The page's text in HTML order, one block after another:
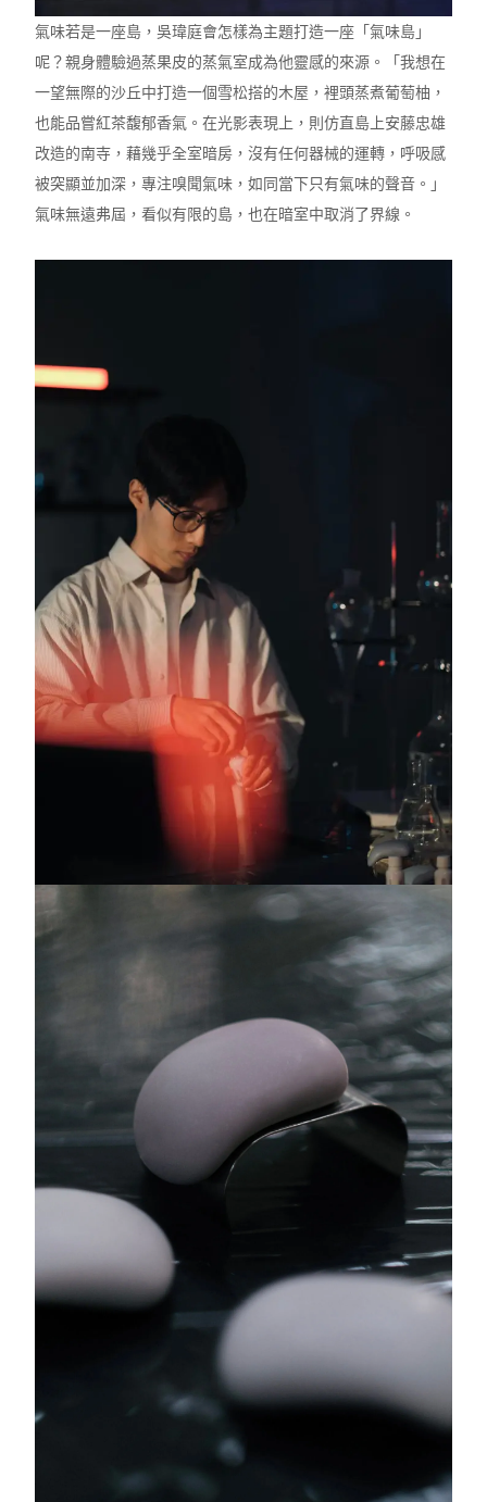
氣味若是一座島，吳瑋庭會怎樣為主題打造一座「氣味島」
呢？親身體驗過蒸果皮的蒸氣室成為他靈感的來源。「我想在
一望無際的沙丘中打造一個雪松搭的木屋，裡頭蒸煮葡萄柚，
也能品嘗紅茶馥郁香氣。在光影表現上，則仿直島上安藤忠雄
改造的南寺，藉幾乎全室暗房，沒有任何器械的運轉，呼吸感
被突顯並加深，專注嗅聞氣味，如同當下只有氣味的聲音。」
氣味無遠弗屆，看似有限的島，也在暗室中取消了界線。